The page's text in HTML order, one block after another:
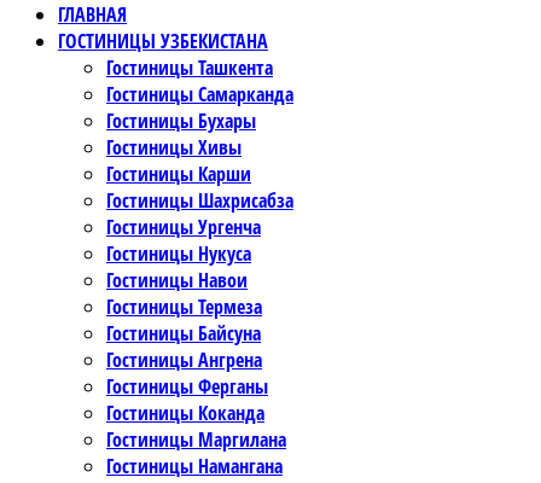
ГЛАВНАЯ
ГОСТИНИЦЫ УЗБЕКИСТАНА
Гостиницы Ташкента
Гостиницы Самарканда
Гостиницы Бухары
Гостиницы Хивы
Гостиницы Карши
Гостиницы Шахрисабза
Гостиницы Ургенча
Гостиницы Нукуса
Гостиницы Навои
Гостиницы Термеза
Гостиницы Байсуна
Гостиницы Ангрена
Гостиницы Ферганы
Гостиницы Коканда
Гостиницы Маргилана
Гостиницы Намангана